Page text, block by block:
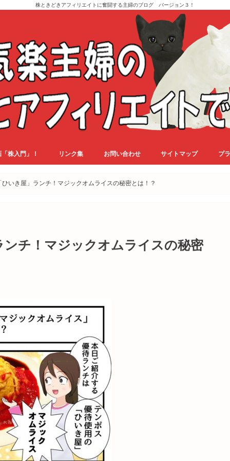
株ときどきアフィリエイトに奮闘する主婦のブログ バージョン３！
株入門」！ リンク集 お問い合わせ サイトマップ プ
いき屋」ランチ！マジックオムライスの秘密とは！？
チ！マジックオムライスの秘密